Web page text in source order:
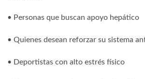
• Personas que buscan apoyo hepático
• Quienes desean reforzar su sistema
• Deportistas con alto estrés físico